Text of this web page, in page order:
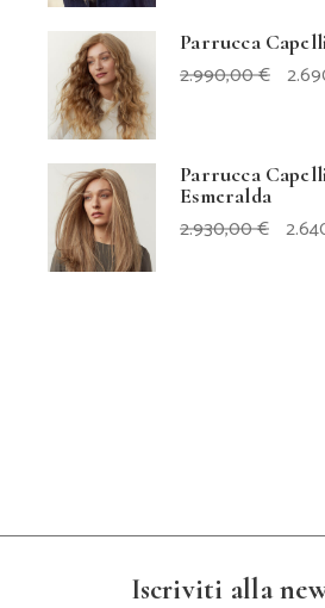
Parrucca
2.990,00€ IL
Parrucca
Esmeralda
2.930,00€ IL
Iscriviti alla